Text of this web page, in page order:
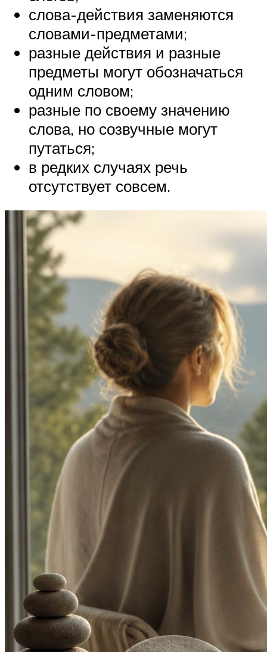
слова-действия заменяются
словами-предметами;
разные действия и разные
предметы могут обозначаться
одним словом;
разные по своему значению
слова, но созвучные могут
путаться;
в редких случаях речь
отсутствует совсем.